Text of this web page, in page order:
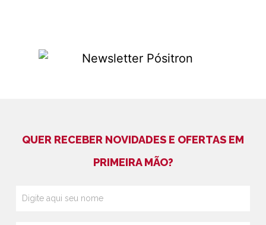
QUER RECEBER NOVIDADES E OFERTAS EM
PRIMEIRA MÃO?